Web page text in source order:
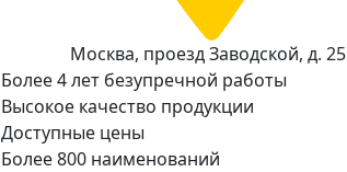
Москва, проезд Заводской, д. 25
Более 4 лет безупречной работы
Высокое качество продукции
Доступные цены
Более 800 наименований